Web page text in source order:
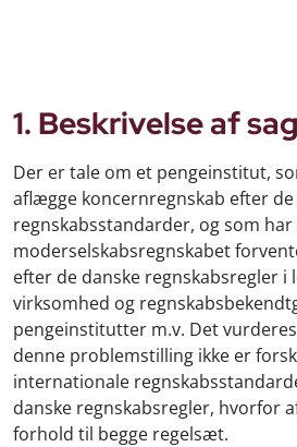
1. Beskrivelse af
Der er tale om et pengeinstitut,
aflægge koncernregnskab efter
regnskabsstandarder, og som
moderselskabsregnskabet
efter de danske regnskabsregler i
virksomhed og
pengeinstitutter m.v. Det
denne problemstilling ikke er
internationale
danske regnskabsregler, hvorfor
forhold til begge regelsæt.